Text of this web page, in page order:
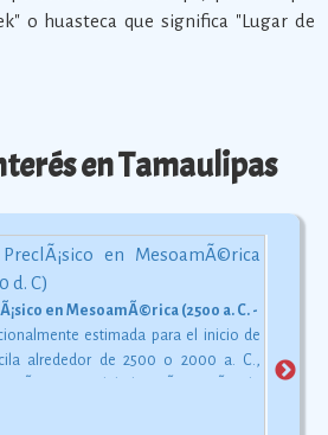
o huasteca que significa "Lugar de
en Tamaulipas
en MesoamÃ©rica (2500 a. C. - 200 d. C)
estimada para el inicio de
alrededor de 2500 o 2000 a. C.,